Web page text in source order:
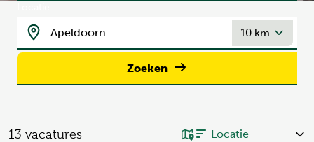
Zoeken
13 vacatures